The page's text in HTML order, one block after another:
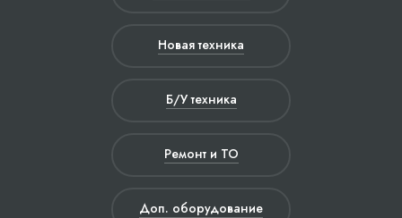
Новая техника
Б/У техника
Ремонт и ТО
Доп. оборудование